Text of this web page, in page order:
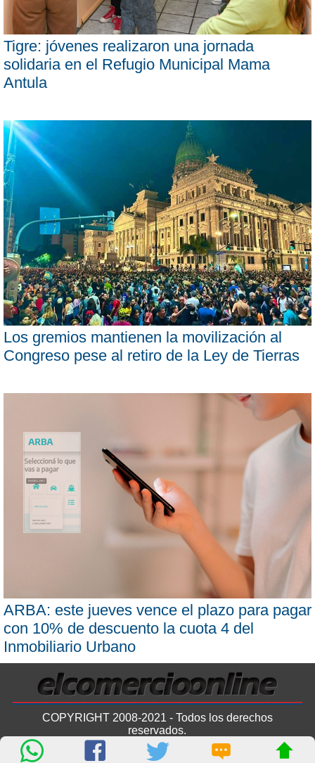
Tigre: jóvenes realizaron una jornada
solidaria en el Refugio Municipal Mama
Antula
Los gremios mantienen la movilización al
Congreso pese al retiro de la Ley de Tierras
ARBA: este jueves vence el plazo para pagar
con 10% de descuento la cuota 4 del
Inmobiliario Urbano
COPYRIGHT 2008-2021 - Todos los derechos
reservados.